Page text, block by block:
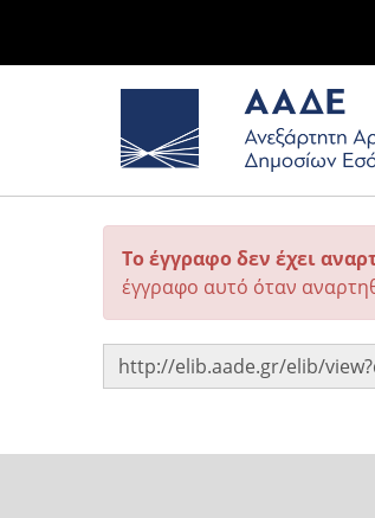
Το έγγραφο δεν έχει
έγγραφο αυτό όταν